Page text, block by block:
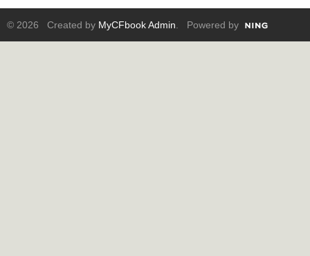
© 2026 Created by MyCFbook Admin . Powered by